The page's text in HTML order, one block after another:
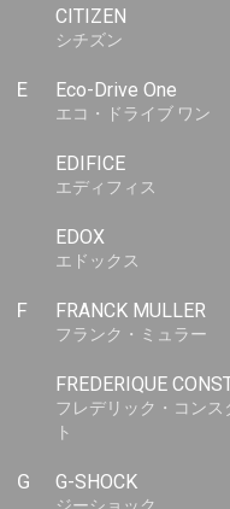
CITIZEN
シチズン
E Eco-Drive One
エコ・ドライブ ワン
EDIFICE
エディフィス
EDOX
エドックス
F FRANCK MULLER
フランク・ミュラー
FREDERIQUE
フレデリック・コンス
ト
G G-SHOCK